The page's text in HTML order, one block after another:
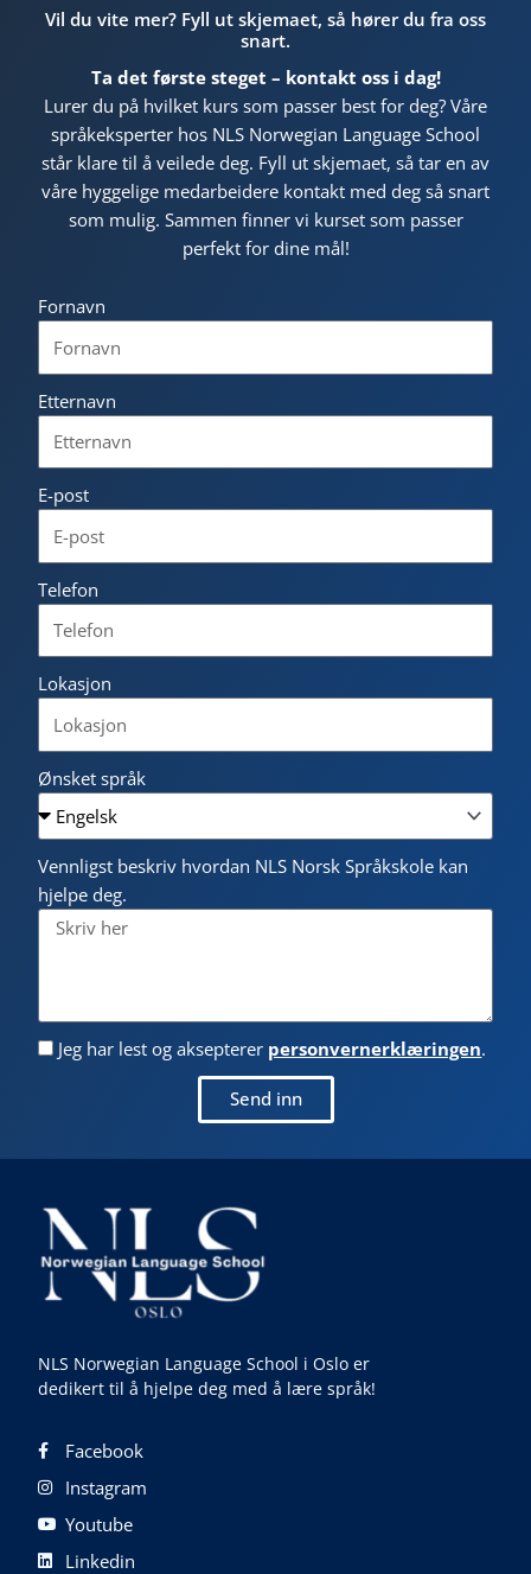
Vil du vite mer? Fyll ut skjemaet, så hører du fra oss
snart.
Ta det første steget – kontakt oss i dag!
Lurer du på hvilket kurs som passer best for deg? Våre
språkeksperter hos NLS Norwegian Language School
står klare til å veilede deg. Fyll ut skjemaet, så tar en av
våre hyggelige medarbeidere kontakt med deg så snart
som mulig. Sammen finner vi kurset som passer
perfekt for dine mål!
Fornavn
Etternavn
E-post
Telefon
Lokasjon
Ønsket språk
Vennligst beskriv hvordan NLS Norsk Språkskole kan
hjelpe deg.
Jeg har lest og aksepterer personvernerklæringen.
Send inn
NLS Norwegian Language School i Oslo er
dedikert til å hjelpe deg med å lære språk!
Facebook
Instagram
Youtube
Linkedin